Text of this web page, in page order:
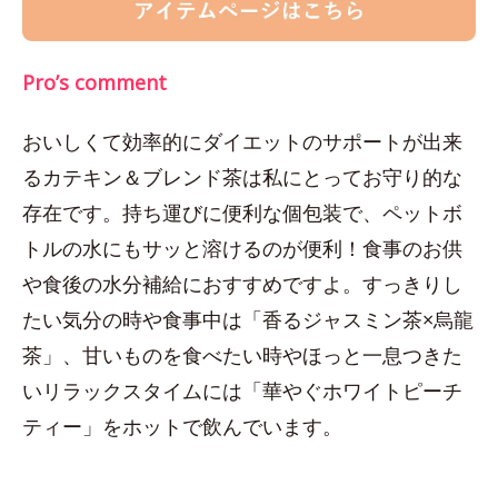
Pro’s comment
おいしくて効率的にダイエットのサポートが出来
るカテキン＆ブレンド茶は私にとってお守り的な
存在です。持ち運びに便利な個包装で、ペットボ
トルの水にもサッと溶けるのが便利！食事のお供
や食後の水分補給におすすめですよ。すっきりし
たい気分の時や食事中は「香るジャスミン茶×烏龍
茶」、甘いものを食べたい時やほっと一息つきた
いリラックスタイムには「華やぐホワイトピーチ
ティー」をホットで飲んでいます。